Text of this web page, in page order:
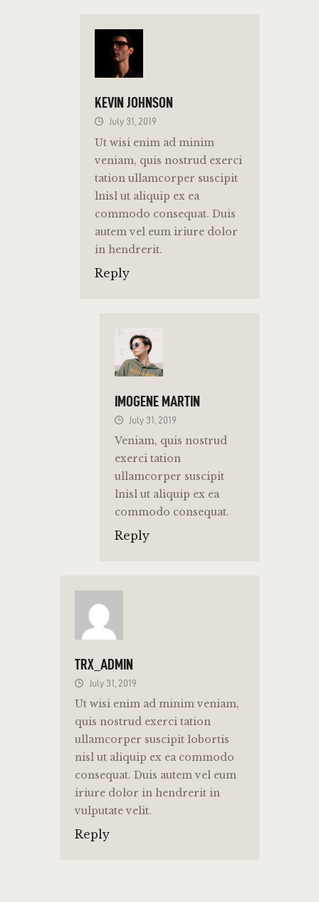
KEVIN JOHNSON
July 31, 2019
Ut wisi enim ad minim
veniam, quis nostrud exerci
tation ullamcorper suscipit
lnisl ut aliquip ex ea
commodo consequat. Duis
autem vel eum iriure dolor
in hendrerit.
Reply
IMOGENE MARTIN
July 31, 2019
Veniam, quis nostrud
exerci tation
ullamcorper suscipit
lnisl ut aliquip ex ea
commodo consequat.
Reply
TRX_ADMIN
July 31, 2019
Ut wisi enim ad minim veniam,
quis nostrud exerci tation
ullamcorper suscipit lobortis
nisl ut aliquip ex ea commodo
consequat. Duis autem vel eum
iriure dolor in hendrerit in
vulputate velit.
Reply